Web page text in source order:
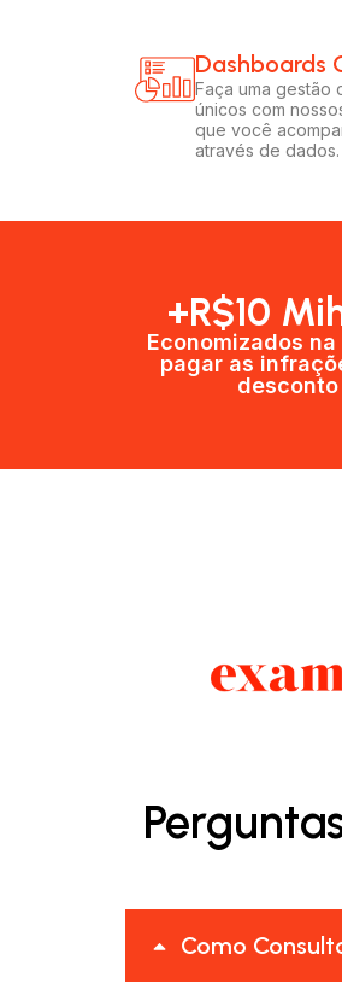
Dashboards
Faça uma gestão
únicos com
que você
através de dados.
+R$10
Economizados
pagar as
desconto
Como